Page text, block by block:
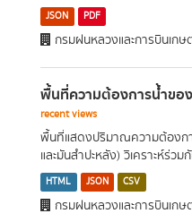
JSON PDF
กรมฝนหลวงและการบินเกษ
พื้นที่ความต้องการน้ำขอ
recent views
พื้นที่แสดงปริมาณความต้องก
และมันสำปะหลัง) วิเคราะห์ร่ว
HTML JSON CSV
กรมฝนหลวงและการบินเกษ